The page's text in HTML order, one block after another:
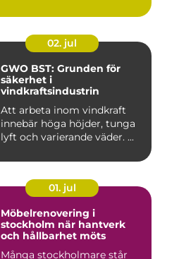
02. jul
GWO BST: Grunden för
säkerhet i
vindkraftsindustrin
Att arbeta inom vindkraft
innebär höga höjder, tunga
lyft och varierande väder. ...
01. jul
Möbelrenovering i
stockholm när hantverk
och hållbarhet möts
Många stockholmare står